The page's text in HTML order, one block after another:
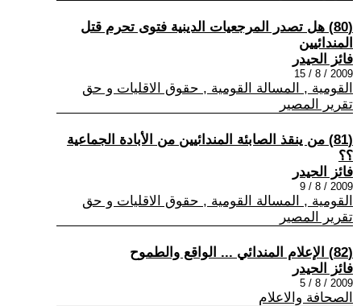
(80) هل تصدر المرجعيات الدينية فتوى تحرم قتل
المندائيين
فائز الحيدر
2009 / 8 / 15
القومية , المسالة القومية , حقوق الاقليات و حق
تقرير المصير
(81) من ينقذ الصابئة المندائيين من الأبادة الجماعية
؟؟
فائز الحيدر
2009 / 8 / 9
القومية , المسالة القومية , حقوق الاقليات و حق
تقرير المصير
(82) الإعلام المندائي ... الواقع والطموح
فائز الحيدر
2009 / 8 / 5
الصحافة والاعلام